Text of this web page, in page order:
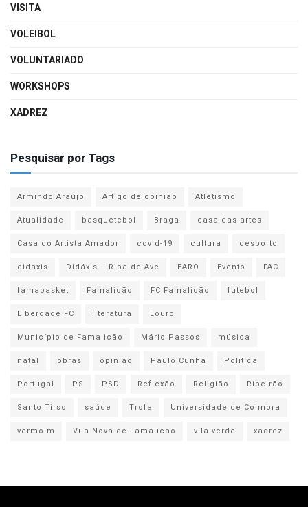
VISITA
VOLEIBOL
VOLUNTARIADO
WORKSHOPS
XADREZ
Pesquisar por Tags
Armindo Araújo Artigo de opinião
Atletismo
Atualidade
basquetebol Braga
casa das artes
Casa do Artista Amador
covid-19 cultura
desporto
didáxis
Didáxis – Riba de Ave EARO Evento
FAC
famabasket
Famalicão FC Famalicão
futebol
Liberdade FC
literatura
Louro
Município de Famalicão
Mário Passos
música
natal
obras opinião Paulo Cunha
Politica
Portugal
PS PSD Reflexão Religião
Ribeirão
Santo Tirso
saúde Trofa
Universidade de Coimbra
vermoim
Vila Nova de Famalicão vila verde xadrez